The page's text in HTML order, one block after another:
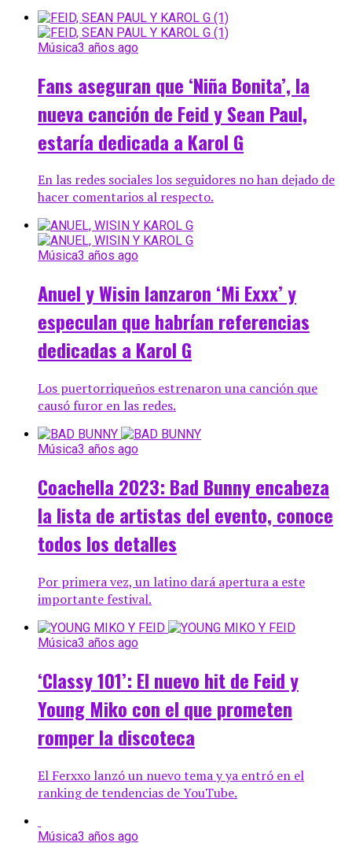
Música3 años ago
Fans aseguran que ‘Niña Bonita’, la
nueva canción de Feid y Sean Paul,
estaría dedicada a Karol G
En las redes sociales los seguidores no han dejado de
hacer comentarios al respecto.
Música3 años ago
Anuel y Wisin lanzaron ‘Mi Exxx’ y
especulan que habrían referencias
dedicadas a Karol G
Los puertorriqueños estrenaron una canción que
causó furor en las redes.
Música3 años ago
Coachella 2023: Bad Bunny encabeza
la lista de artistas del evento, conoce
todos los detalles
Por primera vez, un latino dará apertura a este
importante festival.
Música3 años ago
‘Classy 101’: El nuevo hit de Feid y
Young Miko con el que prometen
romper la discoteca
El Ferxxo lanzó un nuevo tema y ya entró en el
ranking de tendencias de YouTube.
Música3 años ago